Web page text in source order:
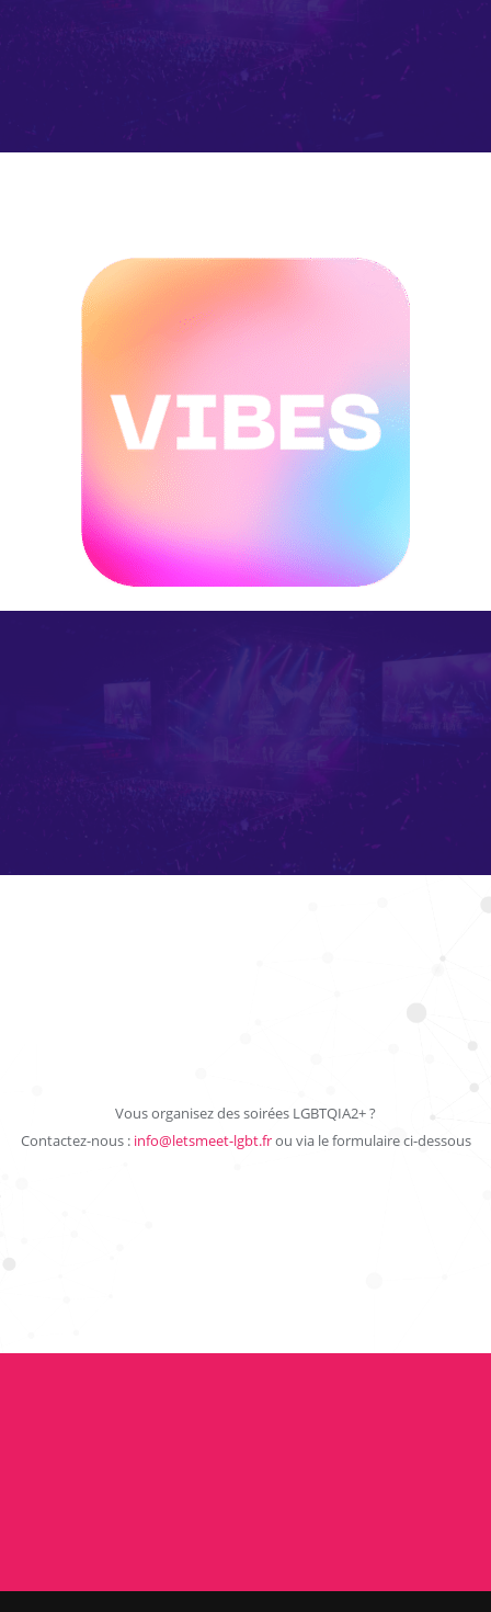
Vous organisez des soirées LGBTQIA2+ ?
Contactez-nous : info@letsmeet-lgbt.frou via le formulaire ci-dessous